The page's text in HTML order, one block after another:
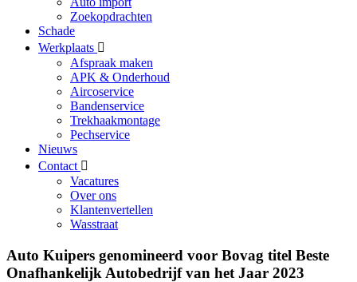
Zoekopdrachten
Schade
Werkplaats
Afspraak maken
APK & Onderhoud
Aircoservice
Bandenservice
Trekhaakmontage
Pechservice
Nieuws
Contact
Vacatures
Over ons
Klantenvertellen
Wasstraat
Auto Kuipers genomineerd voor Bovag titel Beste
Onafhankelijk Autobedrijf van het Jaar 2023